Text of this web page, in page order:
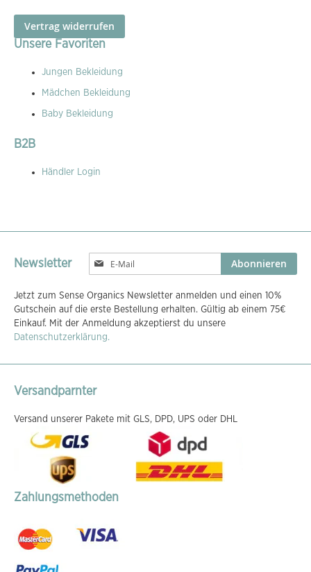
Vertrag widerrufen
Unsere Favoriten
Jungen Bekleidung
Mädchen Bekleidung
Baby Bekleidung
B2B
Händler Login
Newsletter
Melden
Sie
für
unseren
Newsletter
an:
Abonnieren
Jetzt zum Sense Organics Newsletter anmelden und einen 10%
Gutschein auf die erste Bestellung erhalten. Gültig ab einem 75€
Einkauf. Mit der Anmeldung akzeptierst du unsere
Datenschutzerklärung.
Versandparnter
Versand unserer Pakete mit GLS, DPD, UPS oder DHL
Zahlungsmethoden